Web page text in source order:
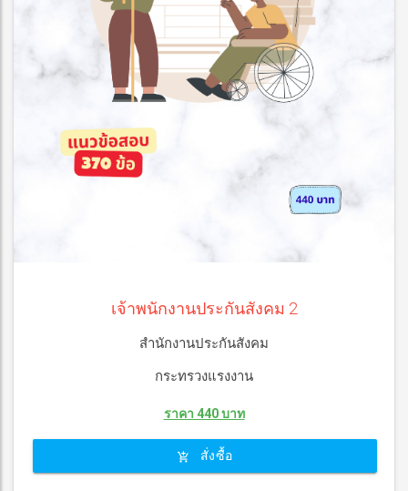
เจ้าพนักงานประกันสังคม 2
สำนักงานประกันสังคม
กระทรวงแรงงาน
ราคา 440 บาท
สั่งซื้อ